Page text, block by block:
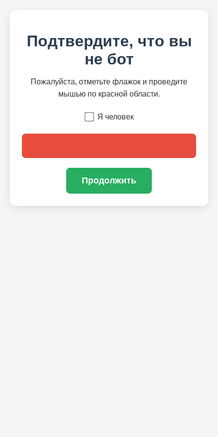
Подтвердите, что вы
не бот
Пожалуйста, отметьте флажок и проведите
мышью по красной области.
Я человек
Продолжить